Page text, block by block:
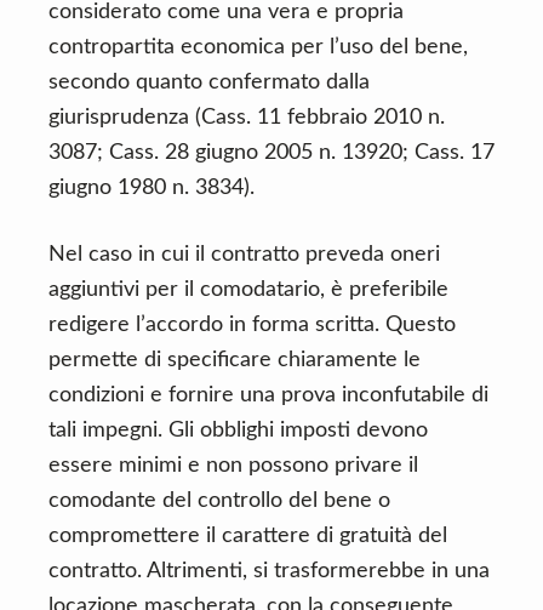
considerato come una vera e propria
contropartita economica per l’uso del bene,
secondo quanto confermato dalla
giurisprudenza (Cass. 11 febbraio 2010 n.
3087; Cass. 28 giugno 2005 n. 13920; Cass. 17
giugno 1980 n. 3834).
Nel caso in cui il contratto preveda oneri
aggiuntivi per il comodatario, è preferibile
redigere l’accordo in forma scritta. Questo
permette di specificare chiaramente le
condizioni e fornire una prova inconfutabile di
tali impegni. Gli obblighi imposti devono
essere minimi e non possono privare il
comodante del controllo del bene o
compromettere il carattere di gratuità del
contratto. Altrimenti, si trasformerebbe in una